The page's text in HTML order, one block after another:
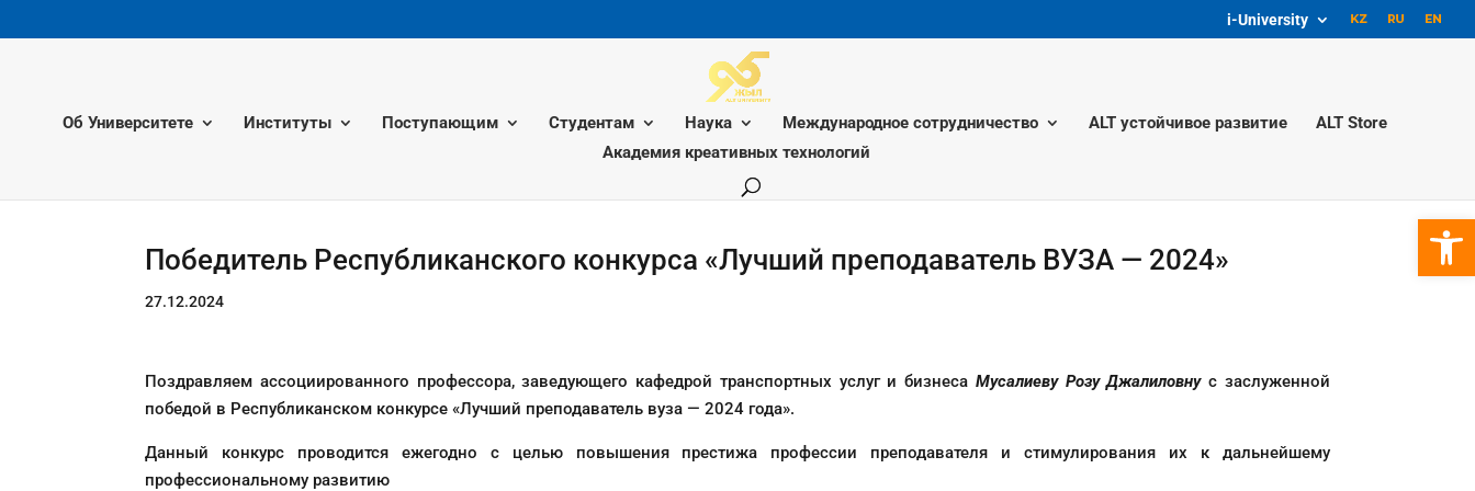
i-University
Об Университете Институты Поступающим Студентам Наука Международное сотрудничество ALT устойчивое развитие
ALT Store
Академия креативных технологий
Победитель Республиканского конкурса «Лучший преподаватель ВУЗА — 2024»
27.12.2024
Поздравляем ассоциированного профессора, заведующего кафедрой транспортных услуг и бизнеса Мусалиеву Розу Джалиловнус заслуженной
победой в Республиканском конкурсе «Лучший преподаватель вуза — 2024 года».
Данный конкурс проводится ежегодно с целью повышения престижа профессии преподавателя и стимулирования их к дальнейшему
профессиональному развитию